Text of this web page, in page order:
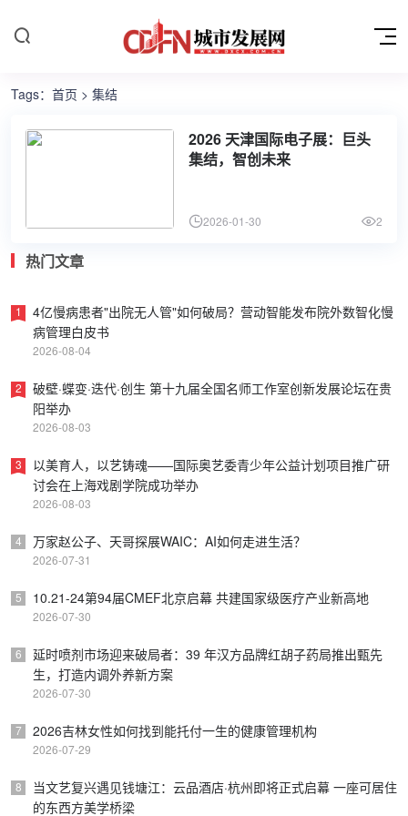
Tags： 首页 > 集结
2026 天津国际电子展：巨头
集结，智创未来
2026-01-30 2
热门文章
4亿慢病患者"出院无人管"如何破局？营动智能发布院外数智化慢
病管理白皮书
2026-08-04
1
破壁·蝶变·迭代·创生 第十九届全国名师工作室创新发展论坛在贵
阳举办
2026-08-03
2
以美育人，以艺铸魂——国际奥艺委青少年公益计划项目推广研
讨会在上海戏剧学院成功举办
2026-08-03
3
万家赵公子、天哥探展WAIC：AI如何走进生活？
2026-07-31
4
10.21-24第94届CMEF北京启幕 共建国家级医疗产业新高地
2026-07-30
5
延时喷剂市场迎来破局者：39 年汉方品牌红胡子药局推出甄先
生，打造内调外养新方案
2026-07-30
6
2026吉林女性如何找到能托付一生的健康管理机构
2026-07-29
7
当文艺复兴遇见钱塘江：云品酒店·杭州即将正式启幕 一座可居住
的东西方美学桥梁
8